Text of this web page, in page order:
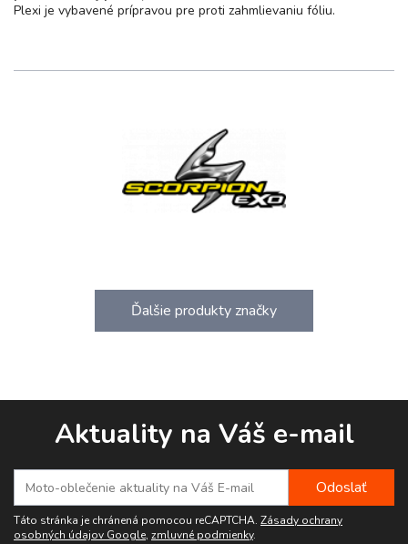
Plexi je vybavené prípravou pre proti zahmlievaniu fóliu.
Ďalšie produkty značky
Aktuality na Váš e-mail
Táto stránka je chránená pomocou reCAPTCHA. Zásady ochrany
osobných údajov Google, zmluvné podmienky.